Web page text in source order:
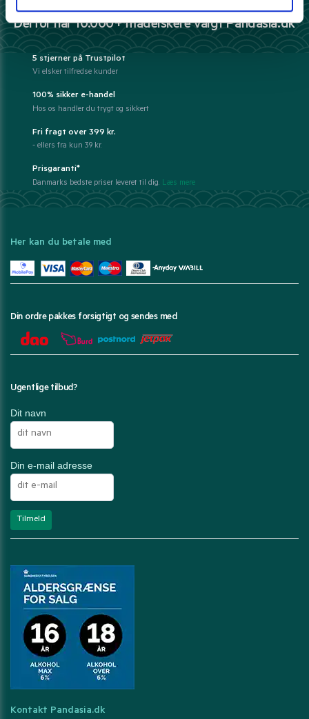
Derfor har 10.000+ madelskere valgt Pandasia.dk
5 stjerner på Trustpilot
Vi elsker tilfredse kunder
100% sikker e-handel
Hos os handler du trygt og sikkert
Fri fragt over 399 kr.
- ellers fra kun 39 kr.
Prisgaranti*
Danmarks bedste priser leveret til dig. Læs mere
Her kan du betale med
Din ordre pakkes forsigtigt og sendes med
Ugentlige tilbud?
Dit navn
Din e-mail adresse
Kontakt Pandasia.dk